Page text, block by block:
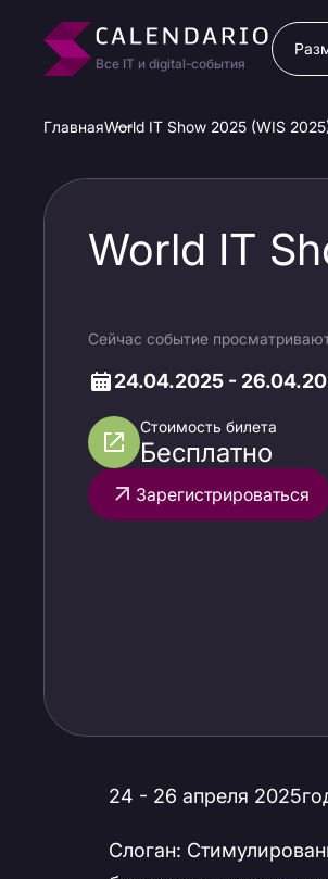
Все IT и digital-события
ГлавнаяWorld IT Show 2025 (WIS
World IT
Сейчас событие
24.04.2025 -
Стоимость билета
Бесплатно
Зарегистрироваться
24 - 26 апреля
Слоган: